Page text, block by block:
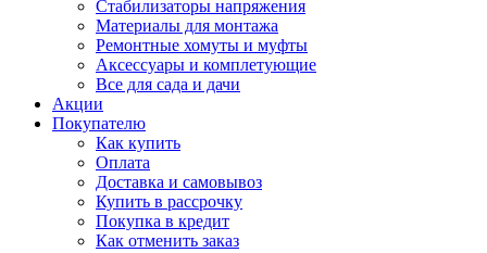
Стабилизаторы напряжения
Материалы для монтажа
Ремонтные хомуты и муфты
Аксессуары и комплетующие
Все для сада и дачи
Акции
Покупателю
Как купить
Оплата
Доставка и самовывоз
Купить в рассрочку
Покупка в кредит
Как отменить заказ